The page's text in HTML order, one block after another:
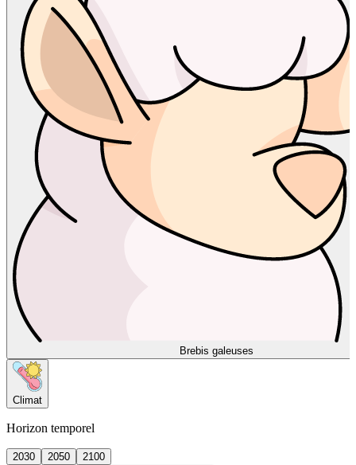
Brebis galeuses
Climat
Horizon temporel
2030 2050
2100